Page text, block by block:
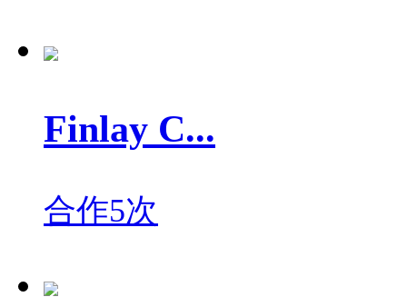
Finlay C...
合作5次